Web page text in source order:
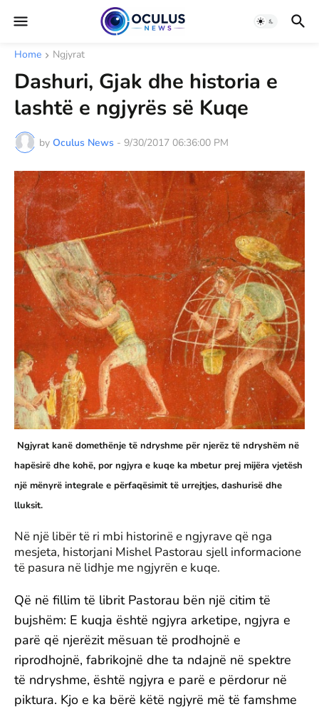
Home Ngjyrat
Dashuri, Gjak dhe historia e
lashtë e ngjyrës së Kuqe
by Oculus News - 9/30/2017 06:36:00 PM
Ngjyrat kanë domethënje të ndryshme për njerëz të ndryshëm në
hapësirë dhe kohë, por ngjyra e kuqe ka mbetur prej mijëra vjetësh
një mënyrë integrale e përfaqësimit të urrejtjes, dashurisë dhe
lluksit.
Në një libër të ri mbi historinë e ngjyrave që nga
mesjeta, historjani Mishel Pastorau sjell informacione
të pasura në lidhje me ngjyrën e kuqe.
Që në fillim të librit Pastorau bën një citim të
bujshëm: E kuqja është ngjyra arketipe, ngjyra e
parë që njerëzit mësuan të prodhojnë e
riprodhojnë, fabrikojnë dhe ta ndajnë në spektre
të ndryshme, është ngjyra e parë e përdorur në
piktura. Kjo e ka bërë këtë ngjyrë më të famshme